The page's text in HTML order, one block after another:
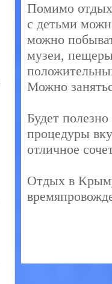
Помимо
с детьми
можно
музеи,
Можно
Будет
процедуры
отличное
Отдых в